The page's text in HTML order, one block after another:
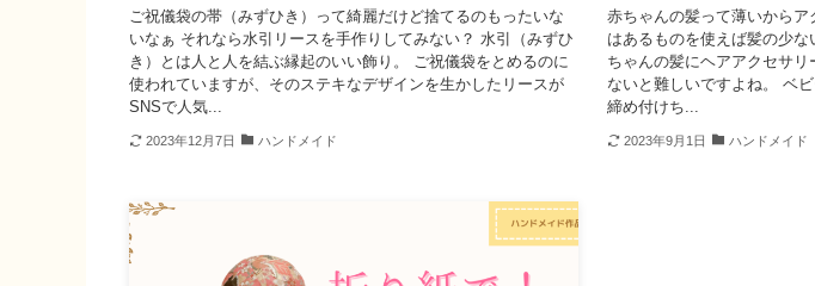
ご祝儀袋の帯（みずひき）って綺麗だけど捨てるのもったいな
いなぁ それなら水引リースを手作りしてみない？ 水引（みずひ
き）とは人と人を結ぶ縁起のいい飾り。 ご祝儀袋をとめるのに
使われていますが、そのステキなデザインを生かしたリースが
SNSで人気...
2023年12月7日 ハンドメイド
赤ちゃんの髪って薄いから
はあるものを使えば髪の少
ちゃんの髪にヘアアクセサ
ないと難しいですよね。 ベ
締め付けち...
2023年9月1日 ハンドメイド